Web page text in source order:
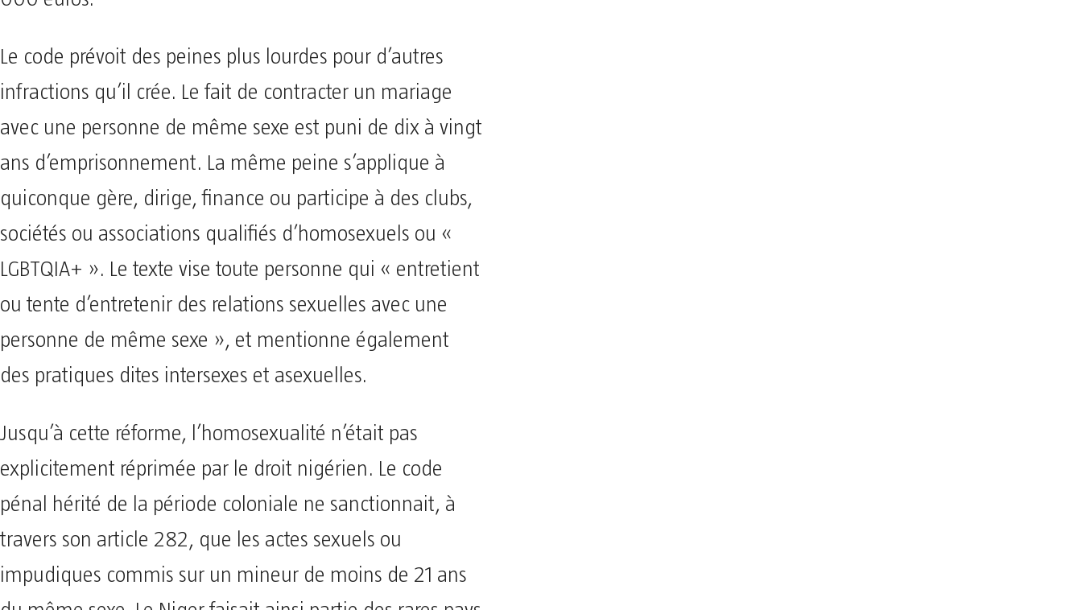
Le code prévoit des peines plus lourdes pour d’autres
infractions qu’il crée. Le fait de contracter un mariage
avec une personne de même sexe est puni de dix à vingt
ans d’emprisonnement. La même peine s’applique à
quiconque gère, dirige, finance ou participe à des clubs,
sociétés ou associations qualifiés d’homosexuels ou «
LGBTQIA+ ». Le texte vise toute personne qui « entretient
ou tente d’entretenir des relations sexuelles avec une
personne de même sexe », et mentionne également
des pratiques dites intersexes et asexuelles.
Jusqu’à cette réforme, l’homosexualité n’était pas
explicitement réprimée par le droit nigérien. Le code
pénal hérité de la période coloniale ne sanctionnait, à
travers son article 282, que les actes sexuels ou
impudiques commis sur un mineur de moins de 21 ans